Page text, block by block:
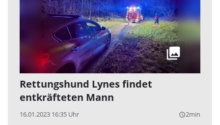
Rettungshund Lynes findet
entkräfteten Mann
16.01.2023 16:35 Uhr query_builder2min